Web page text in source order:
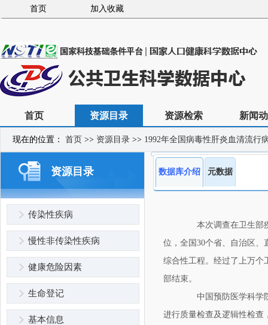
首页 加入收藏
首页 资源目录 资源检索 新闻
现在的位置： 首页 >> 资源目录 >> 1992年全国病毒性肝炎血清流行
资源目录
传染性疾病
慢性非传染性疾病
健康危险因素
生命登记
基本信息
数据库介绍 元数据
本次调查在卫生部疾
位，全国30个省、自治区
综合性工程。经过了上万个
部结束。
中国预防医学科学院
进行质量检查及逻辑性检查